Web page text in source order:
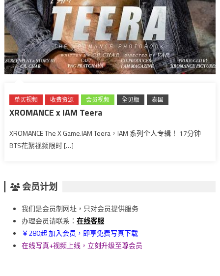
单买视频 收费资源 会员视频 全见版 泰国
XROMANCE x IAM Teera
XROMANCE The X Game.IAM Teera，IAM 系列个人专辑！ 17分钟
BTS花絮视频限时 […]
会员计划
我们是会员制网址，只对会员提供服务
办理会员请联系： 在线客服
￥280起 加入会员，即享免费写真下载
在线写真+视频上线，立刻升级至尊会员